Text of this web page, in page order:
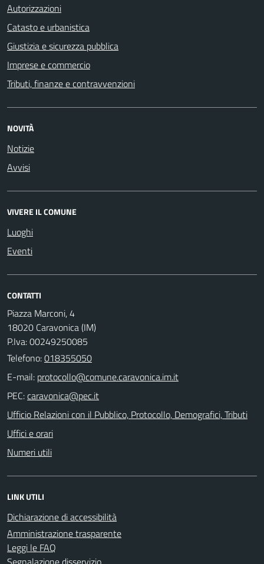
Autorizzazioni
Catasto e urbanistica
Giustizia e sicurezza pubblica
Imprese e commercio
Tributi, finanze e contravvenzioni
NOVITÀ
Notizie
Avvisi
VIVERE IL COMUNE
Luoghi
Eventi
CONTATTI
Piazza Marconi, 4
18020 Caravonica (IM)
P.Iva: 00249250085
Telefono:018355050
E-mail:
PEC:
Ufficio Relazioni con il Pubblico, Protocollo, Demografici, Tributi
Uffici e orari
Numeri utili
LINK UTILI
Dichiarazione di accessibilità
Amministrazione trasparente
Leggi le FAQ